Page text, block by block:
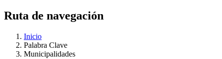
Ruta de navegación
Inicio
Palabra Clave
Municipalidades